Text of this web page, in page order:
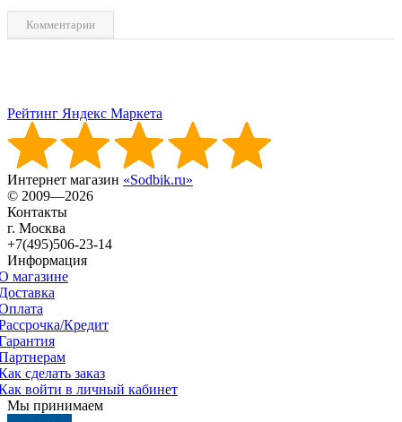
Комментарии
Рейтинг Яндекс Маркета
Интернет магазин «Sodbik.ru»
© 2009—2026
Контакты
г. Москва
+7(495)506-23-14
Информация
магазине
Кредит
сделать заказ
войти в личный кабинет
Мы принимаем